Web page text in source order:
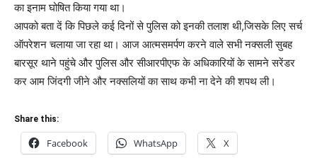
का इनाम घोषित किया गया था।
आपको बता दें कि पिछले कई दिनों से पुलिस को इनकी तलाश थी,जिसके लिए सर्च
ऑपरेशन चलाया जा रहा था। आज आत्मसमर्पण करने वाले सभी नक्सली सुबह
बारसूर थाने पहुंचे और पुलिस और सीआरपीएफ के अधिकारियों के सामने सरेंडर
कर आम जिंदगी जीने और नक्सलियों का साथ कभी ना देने की शपथ ली।
Share this:
Facebook WhatsApp X